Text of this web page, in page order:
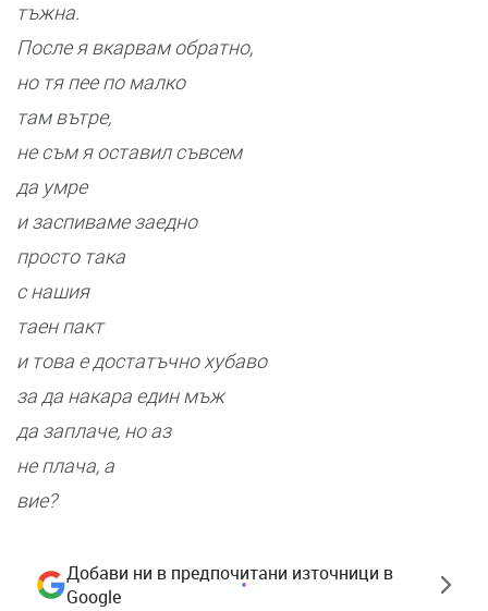
тъжна.
После я вкарвам обратно,
но тя пее по малко
там вътре,
не съм я оставил съвсем
да умре
и заспиваме заедно
просто така
с нашия
таен пакт
и това е достатъчно хубаво
за да накара един мъж
да заплаче, но аз
не плача, а
вие?
Добави ни в предпочитани източници в
Google